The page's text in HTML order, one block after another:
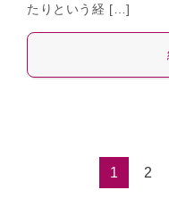
たりという経 […]
1 2